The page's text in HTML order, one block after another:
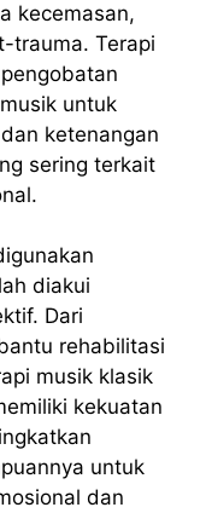
kecemasan,
trauma. Terapi
untuk
ketenangan
sering terkait
diakui
Dari
rehabilitasi
musik klasik
kekuatan
untuk
dan